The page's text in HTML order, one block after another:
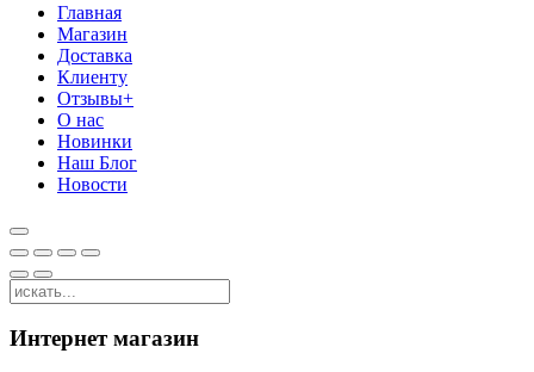
Главная
Магазин
Доставка
Клиенту
Отзывы+
О нас
Новинки
Наш Блог
Новости
Интернет магазин